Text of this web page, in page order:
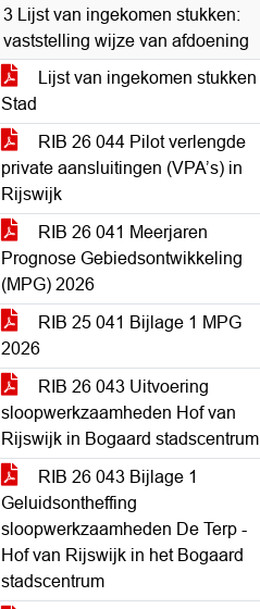
3 Lijst van ingekomen stukken:
vaststelling wijze van afdoening
Lijst van ingekomen stukken
Stad
RIB 26 044 Pilot verlengde
private aansluitingen (VPA’s) in
Rijswijk
RIB 26 041 Meerjaren
Prognose Gebiedsontwikkeling
(MPG) 2026
RIB 25 041 Bijlage 1 MPG
2026
RIB 26 043 Uitvoering
sloopwerkzaamheden Hof van
Rijswijk in Bogaard stadscentrum
RIB 26 043 Bijlage 1
Geluidsontheffing
sloopwerkzaamheden De Terp -
Hof van Rijswijk in het Bogaard
stadscentrum